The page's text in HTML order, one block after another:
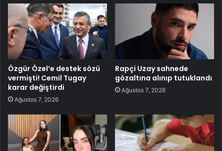
Özgür Özel’e destek sözü
vermişti! Cemil Tugay
karar değiştirdi
Ağustos 7, 2026
Rapçi Uzay sahnede
gözaltına alınıp tutuklandı
Ağustos 7, 2026